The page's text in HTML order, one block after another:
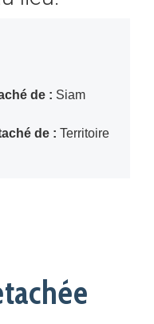
de : Siam
de : Territoire